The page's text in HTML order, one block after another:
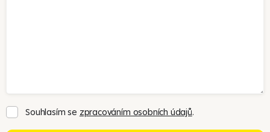
Souhlasím se zpracováním osobních údajů.